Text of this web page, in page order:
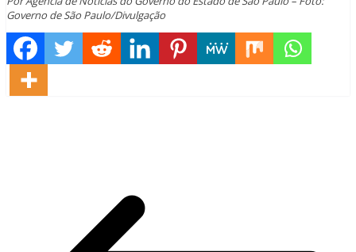
Governo de São Paulo/Divulgação